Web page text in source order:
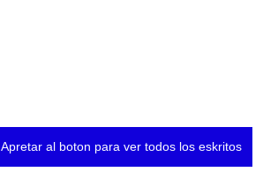
Apretar al boton para ver todos los eskritos